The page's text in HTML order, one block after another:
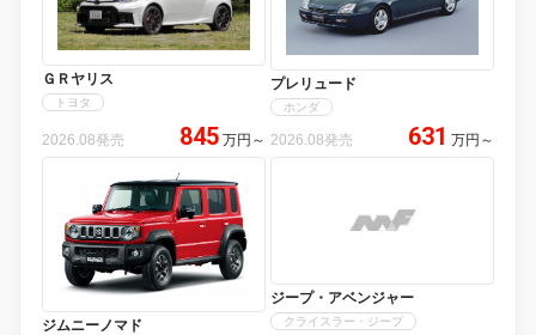
ＧＲヤリス
トヨタ
2026.08発売 845 万円 ～
プレリュード
ホンダ
2026.08発売 631 万円 ～
ジムニーノマド
ジープ・アベンジャー
クライスラー・ジープ